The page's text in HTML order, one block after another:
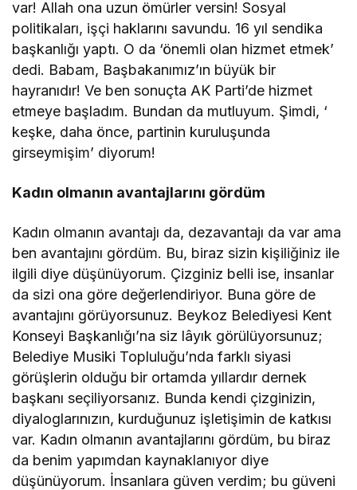
var! Allah ona uzun ömürler versin! Sosyal
politikaları, işçi haklarını savundu. 16 yıl sendika
başkanlığı yaptı. O da ‘önemli olan hizmet etmek’
dedi. Babam, Başbakanımız’ın büyük bir
hayranıdır! Ve ben sonuçta AK Parti’de hizmet
etmeye başladım. Bundan da mutluyum. Şimdi, ‘
keşke, daha önce, partinin kuruluşunda
girseymişim’ diyorum!
Kadın olmanın avantajlarını gördüm
Kadın olmanın avantajı da, dezavantajı da var ama
ben avantajını gördüm. Bu, biraz sizin kişiliğiniz ile
ilgili diye düşünüyorum. Çizginiz belli ise, insanlar
da sizi ona göre değerlendiriyor. Buna göre de
avantajını görüyorsunuz. Beykoz Belediyesi Kent
Konseyi Başkanlığı’na siz lâyık görülüyorsunuz;
Belediye Musiki Topluluğu’nda farklı siyasi
görüşlerin olduğu bir ortamda yıllardır dernek
başkanı seçiliyorsanız. Bunda kendi çizginizin,
diyaloglarınızın, kurduğunuz işletişimin de katkısı
var. Kadın olmanın avantajlarını gördüm, bu biraz
da benim yapımdan kaynaklanıyor diye
düşünüyorum. İnsanlara güven verdim; bu güveni